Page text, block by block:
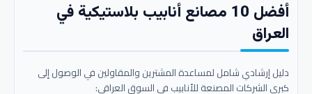
أفضل 10 مصانع أنابيب بلاستيكية في
العراق
دليل إرشادي شامل لمساعدة المشترين والمقاولين في الوصول إلى
كبرى الشركات المصنعة للأنابيب في السوق العراقي: